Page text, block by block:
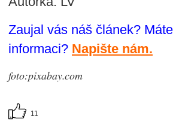
Zaujal vás náš článek?
informaci? Napište nám.
foto:pixabay.com
11